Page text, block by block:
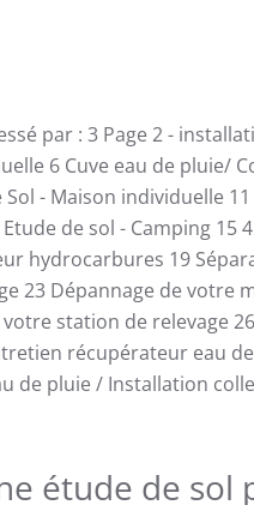
par : 3 Page 2 -
6 Cuve eau de pluie/
Sol - Maison individuelle 11
Etude de sol - Camping 15
hydrocarbures 19
23 Dépannage de votre
station de relevage 26
récupérateur eau
de pluie / Installation
étude de